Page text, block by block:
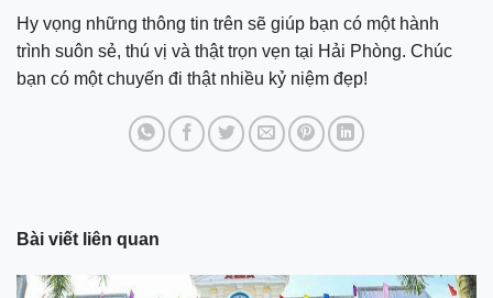
Hy vọng những thông tin trên sẽ giúp bạn có một hành
trình suôn sẻ, thú vị và thật trọn vẹn tại Hải Phòng. Chúc
bạn có một chuyến đi thật nhiều kỷ niệm đẹp!
Bài viết liên quan